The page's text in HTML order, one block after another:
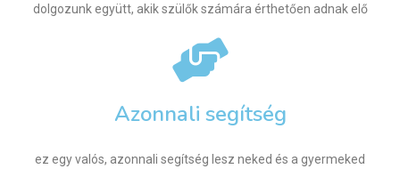
dolgozunk együtt, akik szülők számára érthetően adnak elő
Azonnali segítség
ez egy valós, azonnali segítség lesz neked és a gyermeked